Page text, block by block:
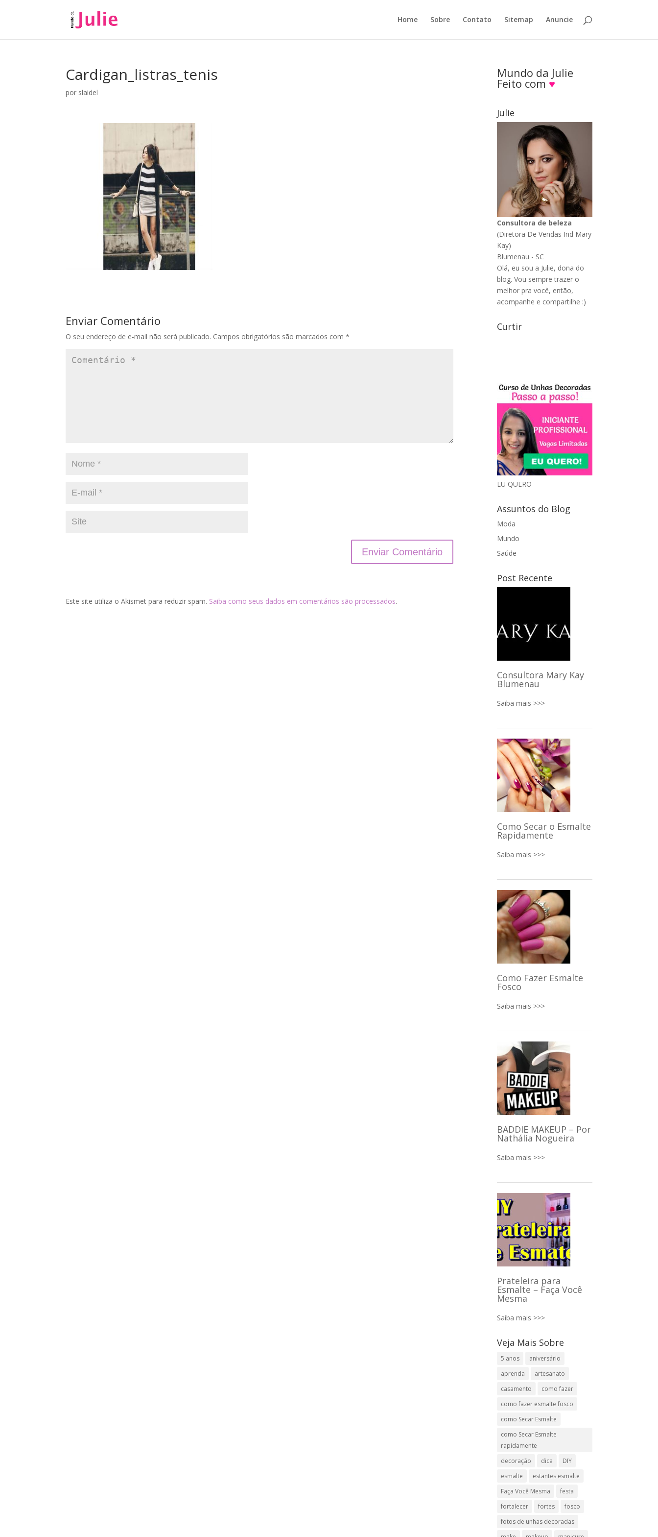
Home Sobre Contato Sitemap Anuncie
Cardigan_listras_tenis
por slaidel
Enviar Comentário
O seu endereço de e-mail não será publicado. Campos obrigatórios são marcados com*
Este site utiliza o Akismet para reduzir spam. Saiba como seus dados em comentários são processados.
Mundo da Julie
Feito com ♥
Julie
Consultora de beleza
(Diretora De Vendas Ind Mary
Kay)
Blumenau - SC
Olá, eu sou a Julie, dona do
blog. Vou sempre trazer o
melhor pra você, então,
acompanhe e compartilhe :)
Curtir
EU QUERO
Assuntos do Blog
Moda
Mundo
Saúde
Post Recente
Consultora Mary Kay
Blumenau
Saiba mais >>>
Como Secar o Esmalte
Rapidamente
Saiba mais >>>
Como Fazer Esmalte
Fosco
Saiba mais >>>
BADDIE MAKEUP – Por
Nathália Nogueira
Saiba mais >>>
Prateleira para
Esmalte – Faça Você
Mesma
Saiba mais >>>
Veja Mais Sobre
5 anos
aniversário
aprenda
artesanato
casamento
como fazer
como fazer esmalte fosco
como Secar Esmalte
como Secar Esmalte
rapidamente
decoração
dica
DIY
esmalte
estantes esmalte
Faça Você Mesma
festa
fortalecer
fortes
fosco
fotos de unhas decoradas